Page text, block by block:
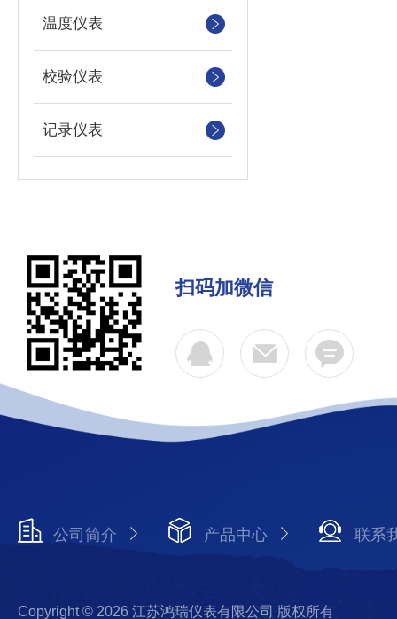
温度仪表
校验仪表
记录仪表
扫码加微信
公司简介 产品中心 联系
Copyright © 2026 江苏鸿瑞仪表有限公司 版权所有